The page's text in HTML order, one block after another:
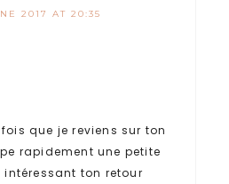
2017 AT 20:35
que je reviens sur ton
rapidement une petite
ton retour